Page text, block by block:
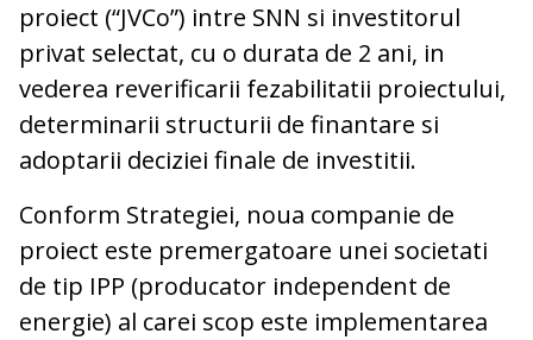
proiect (“JVCo”) intre SNN si investitorul
privat selectat, cu o durata de 2 ani, in
vederea reverificarii fezabilitatii proiectului,
determinarii structurii de finantare si
adoptarii deciziei finale de investitii.
Conform Strategiei, noua companie de
proiect este premergatoare unei societati
de tip IPP (producator independent de
energie) al carei scop este implementarea